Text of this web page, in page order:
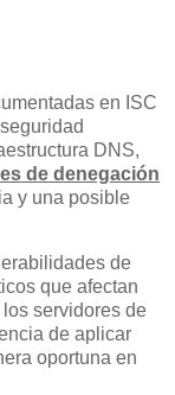
en ISC
DNS,
de denegación
y una posible
de
que afectan
servidores de
de aplicar
oportuna en